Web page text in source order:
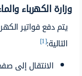
وزارة الكهرباء
يتم دفع فواتير
التالية:[1]
الانتقال إلى